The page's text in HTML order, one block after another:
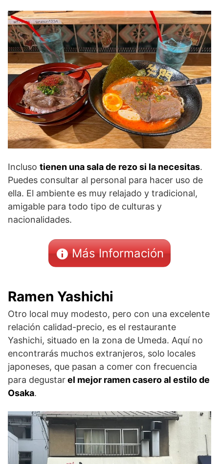
Incluso tienen una sala de rezo si la necesitas.
Puedes consultar al personal para hacer uso de
ella. El ambiente es muy relajado y tradicional,
amigable para todo tipo de culturas y
nacionalidades.
Más Información
Ramen Yashichi
Otro local muy modesto, pero con una excelente
relación calidad-precio, es el restaurante
Yashichi, situado en la zona de Umeda. Aquí no
encontrarás muchos extranjeros, solo locales
japoneses, que pasan a comer con frecuencia
para degustarel mejor ramen casero al estilo de
Osaka.